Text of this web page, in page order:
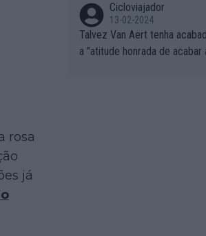
rosa
já
Cicloviajador
13-02-2024
Talvez Van Aert tenha
a "atitude honrada de